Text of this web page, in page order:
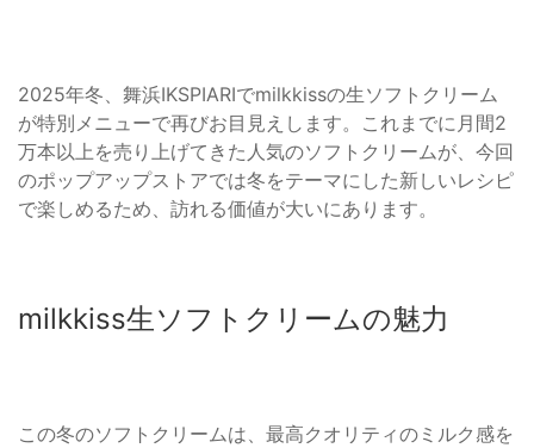
2025年冬、舞浜IKSPIARIでmilkkissの生ソフトクリーム
が特別メニューで再びお目見えします。これまでに月間2
万本以上を売り上げてきた人気のソフトクリームが、今回
のポップアップストアでは冬をテーマにした新しいレシピ
で楽しめるため、訪れる価値が大いにあります。
milkkiss生ソフトクリームの魅力
この冬のソフトクリームは、最高クオリティのミルク感を